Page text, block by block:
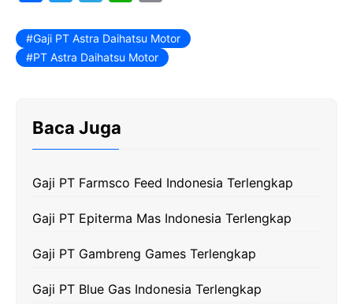
c
e
o
i
t
r
l
e
a
a
t
p
y
Gaji PT Astra Daihatsu Motor
PT Astra Daihatsu Motor
Baca Juga
Gaji PT Farmsco Feed Indonesia Terlengkap
Gaji PT Epiterma Mas Indonesia Terlengkap
Gaji PT Gambreng Games Terlengkap
Gaji PT Blue Gas Indonesia Terlengkap